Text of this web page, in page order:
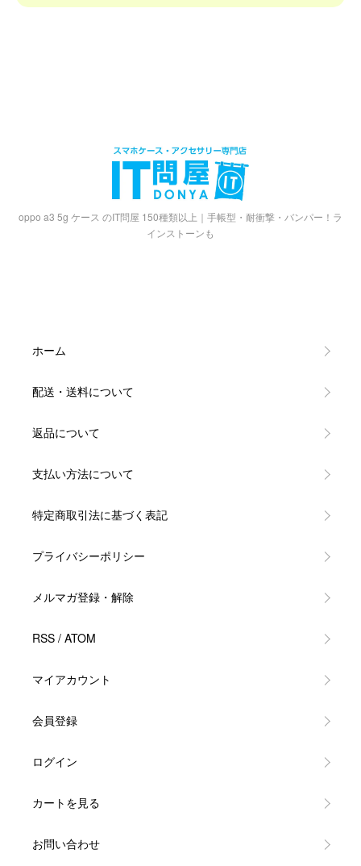
oppo a3 5g ケース のIT問屋 150種類以上｜手帳型・耐衝撃・バンパー！ラ
インストーンも
ホーム
配送・送料について
返品について
支払い方法について
特定商取引法に基づく表記
プライバシーポリシー
メルマガ登録・解除
RSS / ATOM
マイアカウント
会員登録
ログイン
カートを見る
お問い合わせ